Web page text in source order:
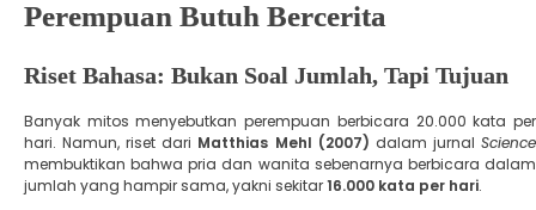
Perempuan Butuh Bercerita
Riset Bahasa: Bukan Soal Jumlah, Tapi Tujuan
​Banyak mitos menyebutkan perempuan berbicara 20.000 kata per
hari. Namun, riset dari Matthias Mehl (2007) dalam jurnalScience
membuktikan bahwa pria dan wanita sebenarnya berbicara dalam
jumlah yang hampir sama, yakni sekitar16.000 kata per hari.